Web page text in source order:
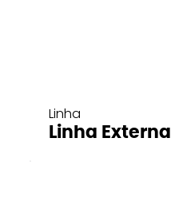
Linha
Linha Externa